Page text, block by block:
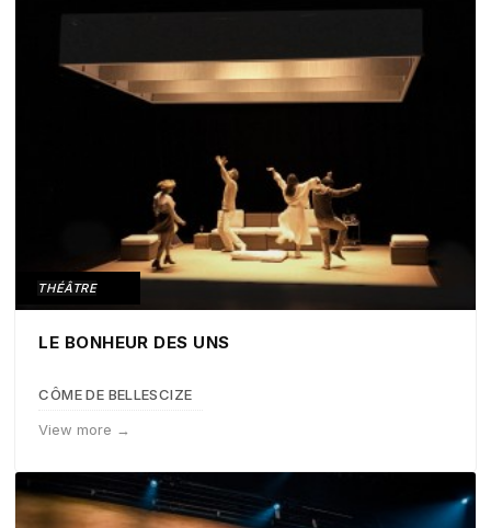
THÉÂTRE
LE BONHEUR DES UNS
CÔME DE BELLESCIZE
View more →